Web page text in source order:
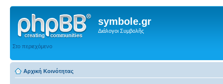
symbole.gr
Διάλογοι Συμβολῆς
Στο περιεχόμενο
Αρχική Κοινότητας